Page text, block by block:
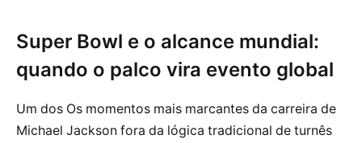
Super Bowl e o alcance mundial:
quando o palco vira evento global
Um dos Os momentos mais marcantes da carreira de
Michael Jackson fora da lógica tradicional de turnês